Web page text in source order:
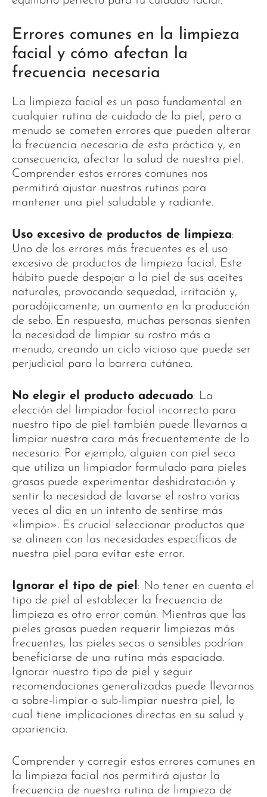
Errores comunes en la limpieza
facial y cómo afectan la
frecuencia necesaria
La limpieza facial es un paso fundamental en
cualquier rutina de cuidado de la piel, pero a
menudo se cometen errores que pueden alterar
la frecuencia necesaria de esta práctica y, en
consecuencia, afectar la salud de nuestra piel.
Comprender estos errores comunes nos
permitirá ajustar nuestras rutinas para
mantener una piel saludable y radiante.
Uso excesivo de productos de limpieza:
Uno de los errores más frecuentes es el uso
excesivo de productos de limpieza facial. Este
hábito puede despojar a la piel de sus aceites
naturales, provocando sequedad, irritación y,
paradójicamente, un aumento en la producción
de sebo. En respuesta, muchas personas sienten
la necesidad de limpiar su rostro más a
menudo, creando un ciclo vicioso que puede ser
perjudicial para la barrera cutánea.
No elegir el producto adecuado: La
elección del limpiador facial incorrecto para
nuestro tipo de piel también puede llevarnos a
limpiar nuestra cara más frecuentemente de lo
necesario. Por ejemplo, alguien con piel seca
que utiliza un limpiador formulado para pieles
grasas puede experimentar deshidratación y
sentir la necesidad de lavarse el rostro varias
veces al día en un intento de sentirse más
«limpio». Es crucial seleccionar productos que
se alineen con las necesidades específicas de
nuestra piel para evitar este error.
Ignorar el tipo de piel : No tener en cuenta el
tipo de piel al establecer la frecuencia de
limpieza es otro error común. Mientras que las
pieles grasas pueden requerir limpiezas más
frecuentes, las pieles secas o sensibles podrían
beneficiarse de una rutina más espaciada.
Ignorar nuestro tipo de piel y seguir
recomendaciones generalizadas puede llevarnos
a sobre-limpiar o sub-limpiar nuestra piel, lo
cual tiene implicaciones directas en su salud y
apariencia.
Comprender y corregir estos errores comunes en
la limpieza facial nos permitirá ajustar la
frecuencia de nuestra rutina de limpieza de